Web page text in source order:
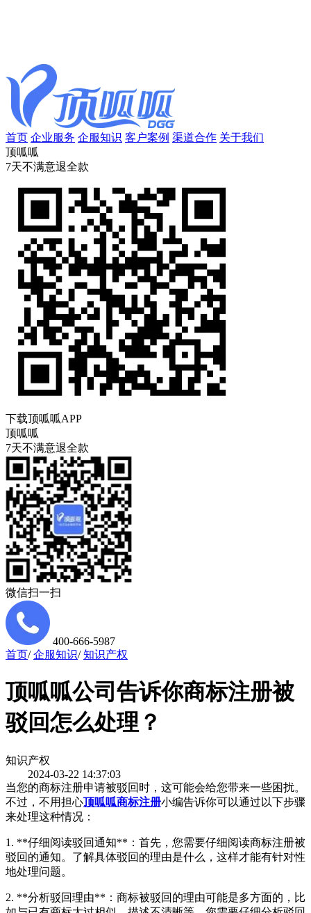
首页 企业服务 企服知识 客户案例 渠道合作 关于我们
顶呱呱
7天不满意退全款
下载顶呱呱APP
顶呱呱
7天不满意退全款
微信扫一扫
400-666-5987
首页/企服知识/知识产权
顶呱呱公司告诉你商标注册被
驳回怎么处理？
知识产权
2024-03-22 14:37:03
当您的商标注册申请被驳回时，这可能会给您带来一些困扰。
不过，不用担心顶呱呱商标注册小编告诉你可以通过以下步骤
来处理这种情况：
1. **仔细阅读驳回通知**：首先，您需要仔细阅读商标注册被
驳回的通知。了解具体驳回的理由是什么，这样才能有针对性
地处理问题。
2. **分析驳回理由**：商标被驳回的理由可能是多方面的，比